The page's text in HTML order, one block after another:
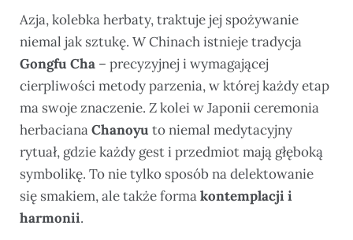
Azja, kolebka herbaty, traktuje jej spożywanie
niemal jak sztukę. W Chinach istnieje tradycja
Gongfu Cha – precyzyjnej i wymagającej
cierpliwości metody parzenia, w której każdy etap
ma swoje znaczenie. Z kolei w Japonii ceremonia
herbacianaChanoyu to niemal medytacyjny
rytuał, gdzie każdy gest i przedmiot mają głęboką
symbolikę. To nie tylko sposób na delektowanie
się smakiem, ale także formakontemplacji i
harmonii.